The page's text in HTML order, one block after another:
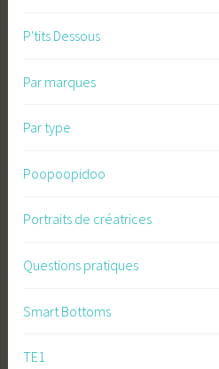
P'tits Dessous
Par marques
Par type
Poopoopidoo
Portraits de créatrices
Questions pratiques
Smart Bottoms
TE1